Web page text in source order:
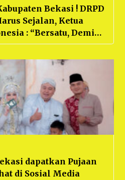
Bekasi ! DRPD
Sejalan, Ketua
: “Bersatu, Demi
baik di Kabupaten
dapatkan Pujaan
di Sosial Media